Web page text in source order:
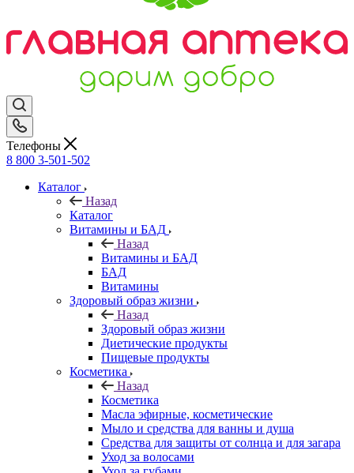
Телефоны
8 800 3-501-502
Каталог
Назад
Каталог
Витамины и БАД
Назад
Витамины и БАД
БАД
Витамины
Здоровый образ жизни
Назад
Здоровый образ жизни
Диетические продукты
Пищевые продукты
Косметика
Назад
Косметика
Масла эфирные, косметические
Мыло и средства для ванны и душа
Средства для защиты от солнца и для загара
Уход за волосами